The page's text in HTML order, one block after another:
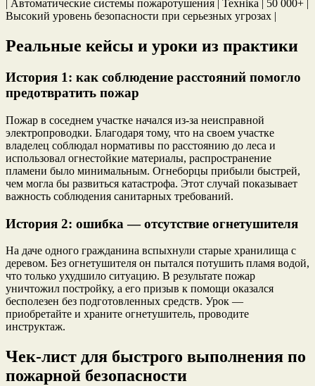
| Автоматические системы пожаротушения | Техніка | 50 000+ |
Высокий уровень безопасности при серьезных угрозах |
Реальные кейсы и уроки из практики
История 1: как соблюдение расстояний помогло
предотвратить пожар
Пожар в соседнем участке начался из-за неисправной
электропроводки. Благодаря тому, что на своем участке
владелец соблюдал нормативы по расстоянию до леса и
использовал огнестойкие материалы, распространение
пламени было минимальным. Огнеборцы прибыли быстрей,
чем могла бы развиться катастрофа. Этот случай показывает
важность соблюдения санитарных требований.
История 2: ошибка — отсутствие огнетушителя
На даче одного гражданина вспыхнули старые хранилища с
деревом. Без огнетушителя он пытался потушить пламя водой,
что только ухудшило ситуацию. В результате пожар
уничтожил постройку, а его призыв к помощи оказался
бесполезен без подготовленных средств. Урок —
приобретайте и храните огнетушитель, проводите
инструктаж.
Чек-лист для быстрого выполнения по
пожарной безопасности